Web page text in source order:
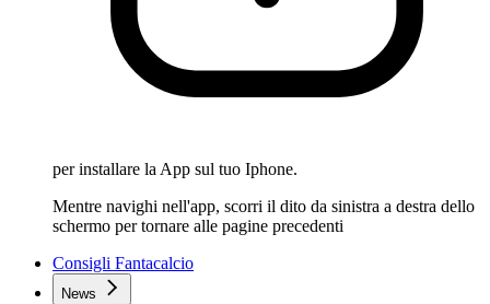
per installare la App sul tuo Iphone.
Mentre navighi nell'app, scorri il dito da sinistra a destra dello
schermo per tornare alle pagine precedenti
Consigli Fantacalcio
News